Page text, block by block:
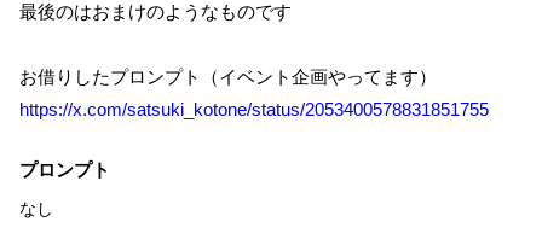
最後のはおまけのようなものです
お借りしたプロンプト（イベント企画やってます）
https://x.com/satsuki_kotone/status/2053400578831851755
プロンプト
なし